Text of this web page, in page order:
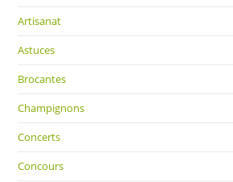
Artisanat
Astuces
Brocantes
Champignons
Concerts
Concours